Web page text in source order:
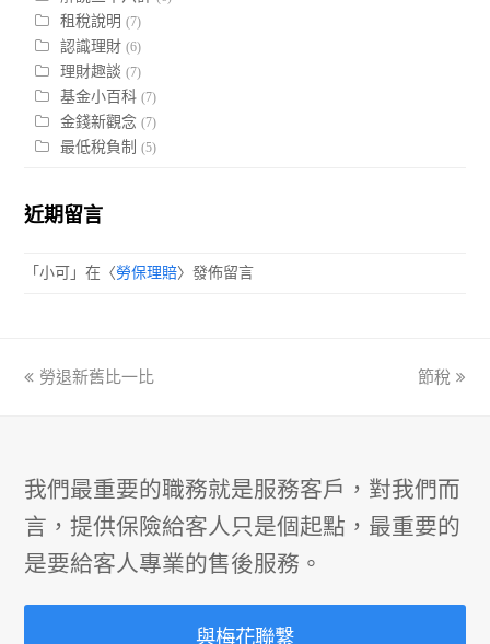
租稅說明 (7)
認識理財 (6)
理財趣談 (7)
基金小百科 (7)
金錢新觀念 (7)
最低稅負制 (5)
近期留言
「小可 」在〈勞保理賠〉發佈留言
previous
勞退新舊比一比
next
節稅
我們最重要的職務就是服務客戶，對我們而
言，提供保險給客人只是個起點，最重要的
是要給客人專業的售後服務。
與梅花聯繫